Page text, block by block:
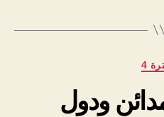
التصنيفات
4
ودول